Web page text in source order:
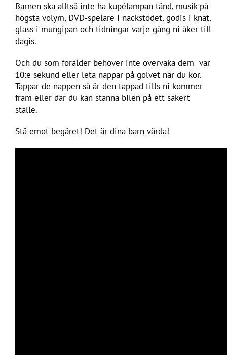
Barnen ska alltså inte ha kupélampan tänd, musik på
högsta volym, DVD-spelare i nackstödet, godis i knät,
glass i mungipan och tidningar varje gång ni åker till
dagis.
Och du som förälder behöver inte övervaka dem var
10:e sekund eller leta nappar på golvet när du kör.
Tappar de nappen så är den tappad tills ni kommer
fram eller där du kan stanna bilen på ett säkert
ställe.
Stå emot begäret! Det är dina barn värda!